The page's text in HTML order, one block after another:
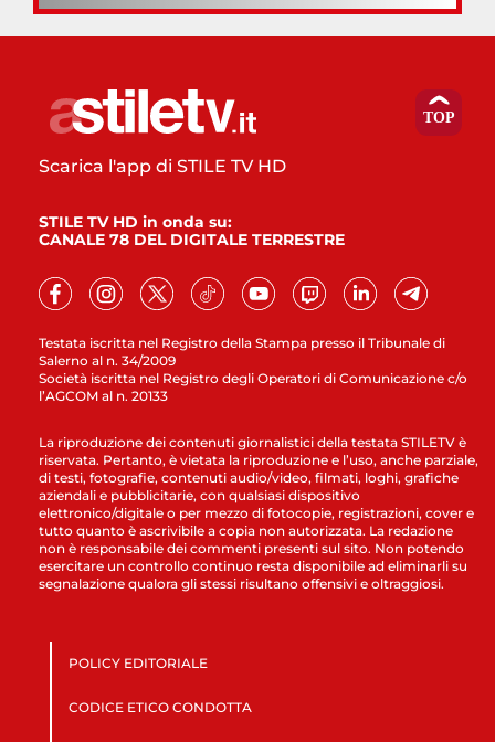
Testata iscritta nel Registro della Stampa presso il Tribunale di
Salerno al n. 34/2009
Società iscritta nel Registro degli Operatori di Comunicazione c/o
l’AGCOM al n. 20133
Scarica l'app di STILE TV HD
STILE TV HD in onda su:
CANALE 78 DEL DIGITALE TERRESTRE
La riproduzione dei contenuti giornalistici della testata STILETV è
riservata. Pertanto, è vietata la riproduzione e l’uso, anche parziale,
di testi, fotografie, contenuti audio/video, filmati, loghi, grafiche
aziendali e pubblicitarie, con qualsiasi dispositivo
elettronico/digitale o per mezzo di fotocopie, registrazioni, cover e
tutto quanto è ascrivibile a copia non autorizzata. La redazione
non è responsabile dei commenti presenti sul sito. Non potendo
esercitare un controllo continuo resta disponibile ad eliminarli su
segnalazione qualora gli stessi risultano offensivi e oltraggiosi.
POLICY EDITORIALE
CODICE ETICO CONDOTTA